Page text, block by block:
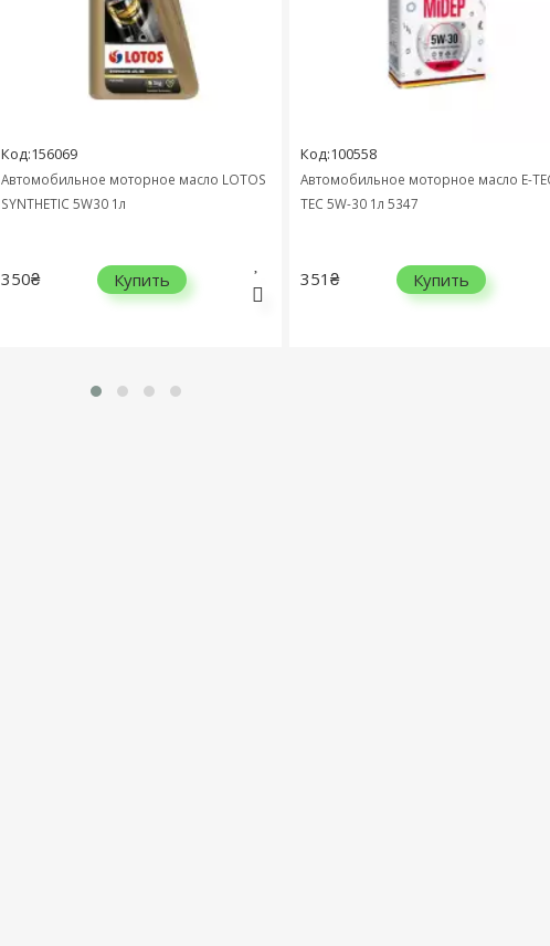
Код:156069
Автомобильное моторное масло LOTOS
SYNTHETIC 5W30 1л
350₴ Купить
Код:100558
Автомобильное моторное масло E-TEC
TEC 5W-30 1л 5347
351₴ Купить